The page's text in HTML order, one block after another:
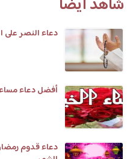
شاهد أيضا
دعاء النصر على
أفضل دعاء
دعاء قدوم